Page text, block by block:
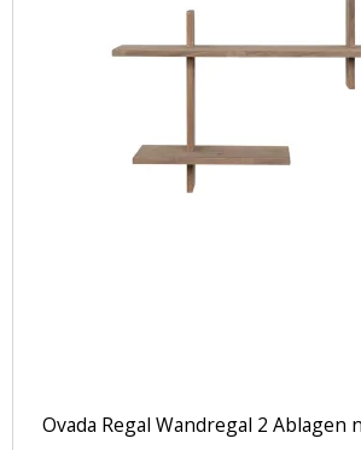
Ovada Regal Wandregal 2 Ablagen